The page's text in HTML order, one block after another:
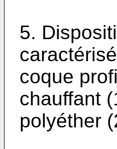
5.
coque
chauffant
polyéther